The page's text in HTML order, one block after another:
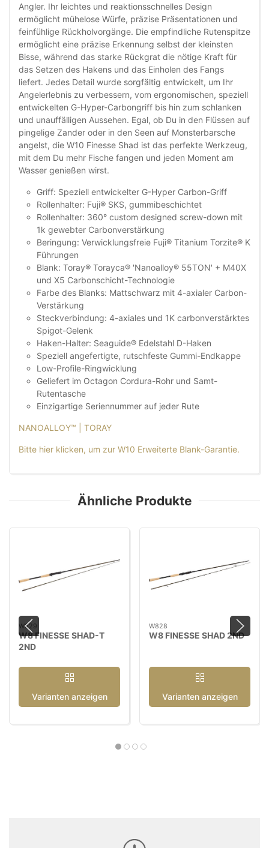
Angler. Ihr leichtes und reaktionsschnelles Design
ermöglicht mühelose Würfe, präzise Präsentationen und
feinfühlige Rückholvorgänge. Die empfindliche Rutenspitze
ermöglicht eine präzise Erkennung selbst der kleinsten
Bisse, während das starke Rückgrat die nötige Kraft für
das Setzen des Hakens und das Einholen des Fangs
liefert. Jedes Detail wurde sorgfältig entwickelt, um Ihr
Angelerlebnis zu verbessern, vom ergonomischen, speziell
entwickelten G-Hyper-Carbongriff bis hin zum schlanken
und unauffälligen Aussehen. Egal, ob Du in den Flüssen auf
pingelige Zander oder in den Seen auf Monsterbarsche
angelst, die W10 Finesse Shad ist das perfekte Werkzeug,
mit dem Du mehr Fische fangen und jeden Moment am
Wasser genießen wirst.
Griff: Speziell entwickelter G-Hyper Carbon-Griff
Rollenhalter: Fuji® SKS, gummibeschichtet
Rollenhalter: 360° custom designed screw-down mit
1k gewebter Carbonverstärkung
Beringung: Verwicklungsfreie Fuji® Titanium Torzite® K
Führungen
Blank: Toray® Torayca® 'Nanoalloy® 55TON' + M40X
und X5 Carbonschicht-Technologie
Farbe des Blanks: Mattschwarz mit 4-axialer Carbon-
Verstärkung
Steckverbindung: 4-axiales und 1K carbonverstärktes
Spigot-Gelenk
Haken-Halter: Seaguide® Edelstahl D-Haken
Speziell angefertigte, rutschfeste Gummi-Endkappe
Low-Profile-Ringwicklung
Geliefert im Octagon Cordura-Rohr und Samt-
Rutentasche
Einzigartige Seriennummer auf jeder Rute
NANOALLOY™ | TORAY
Bitte hier klicken, um zur W10 Erweiterte Blank-Garantie.
Ähnliche Produkte
W829
W8 FINESSE SHAD-T
2ND
Varianten anzeigen
W828
W8 FINESSE SHAD 2ND
Varianten anzeigen